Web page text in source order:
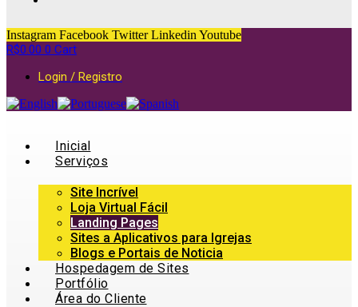
Instagram Facebook Twitter Linkedin Youtube
R$0.00 0 Cart
Login / Registro
Inicial
Serviços
Site Incrível
Loja Virtual Fácil
Landing Pages
Sites a Aplicativos para Igrejas
Blogs e Portais de Noticia
Hospedagem de Sites
Portfólio
Área do Cliente